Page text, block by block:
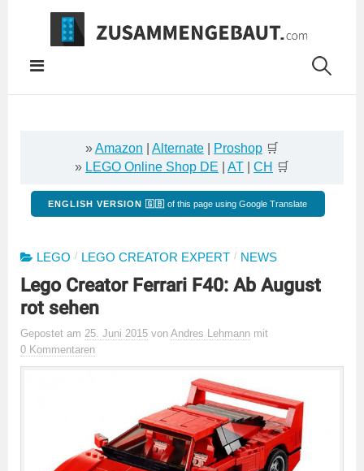
Springe
Inhalt
»Amazon Alternate Proshop 🛒
» LEGO Online Shop DE AT CH 🛒
ENGLISH VERSION 🇬🇧 of this page using Google Translate
LEGO / LEGO CREATOR EXPERT / NEWS
Lego Creator Ferrari F40: Ab August
rot sehen
Gepostet am 25. Juni 2015 von Andres Lehmann mit
0 Kommentaren